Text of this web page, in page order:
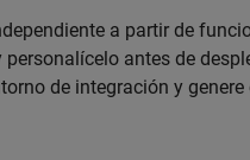
a partir de
antes de
de integración y